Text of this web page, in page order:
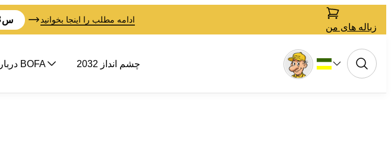
س ادامه مطلب را اینجا بخوانید
زباله های من
درباره BOFA چشم انداز 2032